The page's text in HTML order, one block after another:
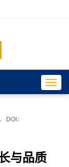
DOI:
与品质